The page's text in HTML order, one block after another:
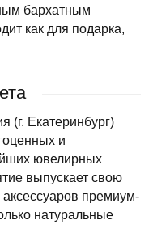
бархатным
как для подарка,
(г. Екатеринбург)
и
ювелирных
выпускает свою
премиум-
натуральные